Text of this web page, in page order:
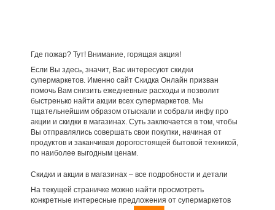
Где пожар? Тут! Внимание, горящая акция!
Если Вы здесь, значит, Вас интересуют скидки
супермаркетов. Именно сайт Скидка Онлайн призван
помочь Вам снизить ежедневные расходы и позволит
быстренько найти акции всех супермаркетов. Мы
тщательнейшим образом отыскали и собрали инфу про
акции и скидки в магазинах. Суть заключается в том, чтобы
Вы отправлялись совершать свои покупки, начиная от
продуктов и заканчивая дорогостоящей бытовой техникой,
по наиболее выгодным ценам.
Скидки и акции в магазинах – все подробности и детали
На текущей страничке можно найти просмотреть
конкретные интересные предложения от супермаркетов